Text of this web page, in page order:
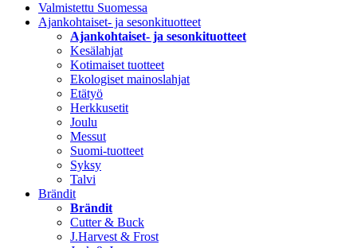
Valmistettu Suomessa
Ajankohtaiset- ja sesonkituotteet
Ajankohtaiset- ja sesonkituotteet
Kesälahjat
Kotimaiset tuotteet
Ekologiset mainoslahjat
Etätyö
Herkkusetit
Joulu
Messut
Suomi-tuotteet
Syksy
Talvi
Brändit
Brändit
Cutter & Buck
J.Harvest & Frost